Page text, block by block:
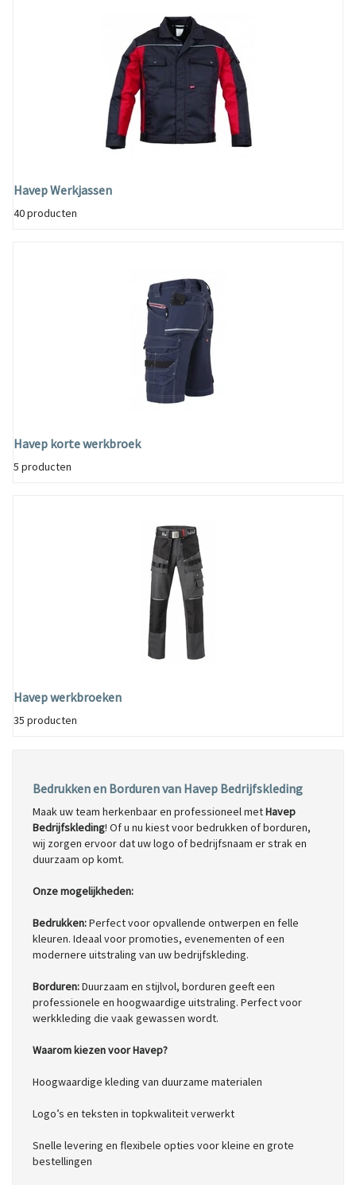
Havep Werkjassen
40 producten
Havep korte werkbroek
5 producten
Havep werkbroeken
35 producten
Bedrukken en Borduren van Havep Bedrijfskleding
Maak uw team herkenbaar en professioneel metHavep
Bedrijfskleding! Of u nu kiest voor bedrukken of borduren,
wij zorgen ervoor dat uw logo of bedrijfsnaam er strak en
duurzaam op komt.
Onze mogelijkheden:
Bedrukken:Perfect voor opvallende ontwerpen en felle
kleuren. Ideaal voor promoties, evenementen of een
modernere uitstraling van uw bedrijfskleding.
Borduren:Duurzaam en stijlvol, borduren geeft een
professionele en hoogwaardige uitstraling. Perfect voor
werkkleding die vaak gewassen wordt.
Waarom kiezen voor Havep?
Hoogwaardige kleding van duurzame materialen
Logo’s en teksten in topkwaliteit verwerkt
Snelle levering en flexibele opties voor kleine en grote
bestellingen